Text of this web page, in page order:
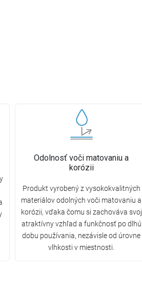
Odolnosť voči matovaniu a
korózii
Produkt vyrobený z vysokokvalitných
materiálov odolných voči matovaniu a
korózii, vďaka čomu si zachováva svoj
atraktívny vzhľad a funkčnosť po dlhú
dobu používania, nezávisle od úrovne
vlhkosti v miestnosti.